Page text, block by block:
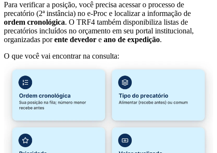
Para verificar a posição, você precisa acessar o processo de
precatório (2ª instância) no e-Proc e localizar a informação de
ordem cronológica. O TRF4 também disponibiliza listas de
precatórios incluídos no orçamento em seu portal institucional,
organizadas porente devedor e ano de expedição.
O que você vai encontrar na consulta: